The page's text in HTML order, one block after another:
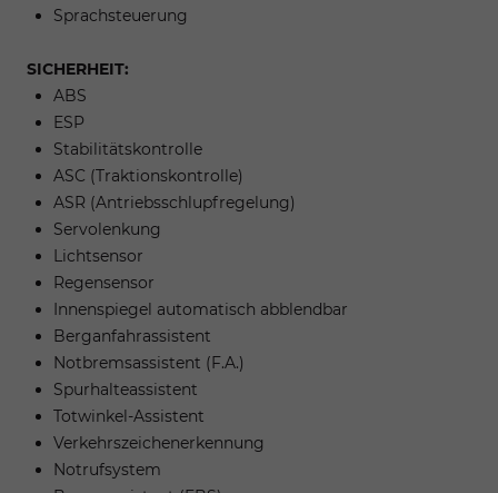
Sprachsteuerung
SICHERHEIT:
ABS
ESP
Stabilitätskontrolle
ASC (Traktionskontrolle)
ASR (Antriebsschlupfregelung)
Servolenkung
Lichtsensor
Regensensor
Innenspiegel automatisch abblendbar
Berganfahrassistent
Notbremsassistent (F.A.)
Spurhalteassistent
Totwinkel-Assistent
Verkehrszeichenerkennung
Notrufsystem